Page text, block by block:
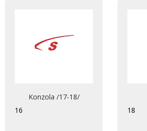
Konzola /17-18/
16
18